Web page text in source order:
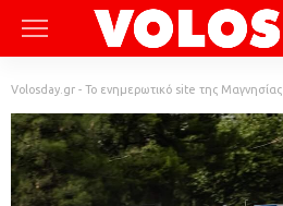
Volosday.gr - Το ενημερωτικό site της Μαγνησίας